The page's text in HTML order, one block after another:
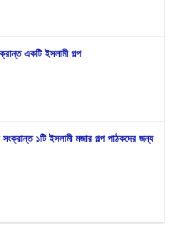
একটি ইসলামী গল্প
সংক্রান্ত ১টি ইসলামী মজার গল্প পাঠকদের জন্য